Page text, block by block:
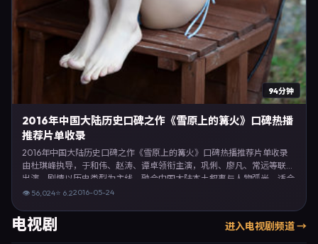
94分钟
2016年中国大陆历史口碑之作《雪原上的篝火》口碑热播
推荐片单收录
2016年中国大陆历史口碑之作《雪原上的篝火》口碑热播推荐片单收录
由杜琪峰执导，于和伟、赵涛、谭卓领衔主演，巩俐、廖凡、常远等联合
出演。剧情以历史类型为主线，融合中国大陆本土叙事与人物弧光，适合
检索「历史电影 中国大陆 杜琪峰 于和伟」等关键词的观众。2016年5月
奏、摄影与配乐上强调沉浸体验，可作为片单推荐、影评长文与专题策划
的引用素材。
👁 56,024⭐ 6.22016-05-24
电视剧 进入电视剧频道 →